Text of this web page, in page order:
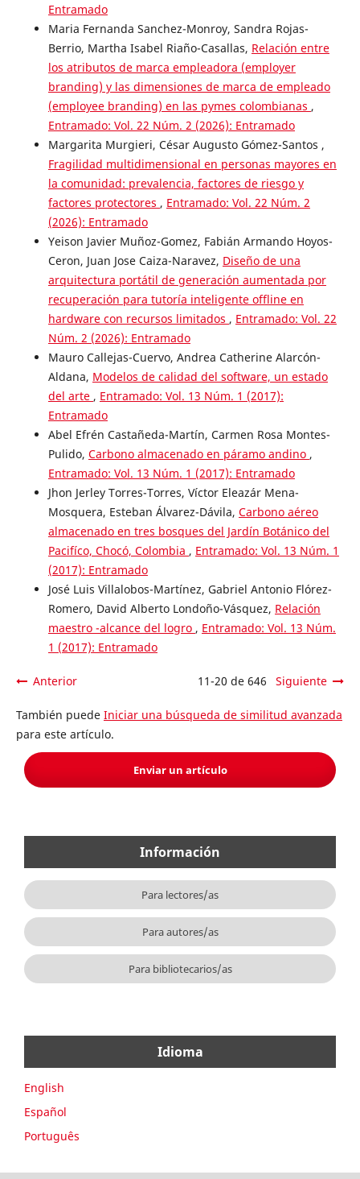
Entramado
Maria Fernanda Sanchez-Monroy, Sandra Rojas-
Berrio, Martha Isabel Riaño-Casallas, Relación entre
los atributos de marca empleadora (employer
branding) y las dimensiones de marca de empleado
(employee branding) en las pymes colombianas ,
Entramado: Vol. 22 Núm. 2 (2026): Entramado
Margarita Murgieri, César Augusto Gómez-Santos ,
Fragilidad multidimensional en personas mayores en
la comunidad: prevalencia, factores de riesgo y
factores protectores , Entramado: Vol. 22 Núm. 2
(2026): Entramado
Yeison Javier Muñoz-Gomez, Fabián Armando Hoyos-
Ceron, Juan Jose Caiza-Naravez, Diseño de una
arquitectura portátil de generación aumentada por
recuperación para tutoría inteligente offline en
hardware con recursos limitados , Entramado: Vol. 22
Núm. 2 (2026): Entramado
Mauro Callejas-Cuervo, Andrea Catherine Alarcón-
Aldana, Modelos de calidad del software, un estado
del arte , Entramado: Vol. 13 Núm. 1 (2017):
Entramado
Abel Efrén Castañeda-Martín, Carmen Rosa Montes-
Pulido, Carbono almacenado en páramo andino ,
Entramado: Vol. 13 Núm. 1 (2017): Entramado
Jhon Jerley Torres-Torres, Víctor Eleazár Mena-
Mosquera, Esteban Álvarez-Dávila, Carbono aéreo
almacenado en tres bosques del Jardín Botánico del
Pacifíco, Chocó, Colombia , Entramado: Vol. 13 Núm. 1
(2017): Entramado
José Luis Villalobos-Martínez, Gabriel Antonio Flórez-
Romero, David Alberto Londoño-Vásquez, Relación
maestro -alcance del logro , Entramado: Vol. 13 Núm.
1 (2017): Entramado
Anterior 11-20 de 646 Siguiente
También puede Iniciar una búsqueda de similitud avanzada
para este artículo.
Enviar un artículo
Información
Para lectores/as
Para autores/as
Para bibliotecarios/as
Idioma
English
Español
Português